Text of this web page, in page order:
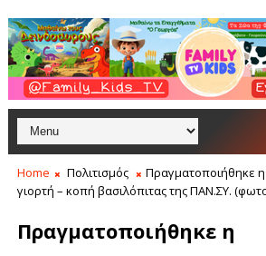
Home Πολιτισμός
Πραγματοποιήθηκε
γιορτή – κοπή βασιλόπιτας της ΠΑΝ.ΣΥ.
Πραγματοποιήθηκε η